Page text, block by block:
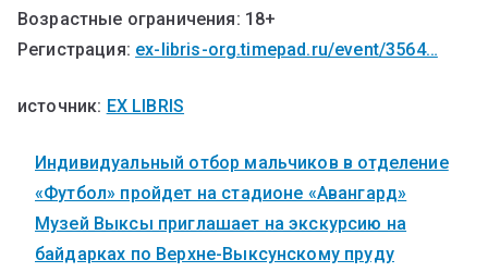
Возрастные ограничения: 18+
Регистрация: ex-libris-org.timepad.ru/event/3564…
источник: EX LIBRIS
Индивидуальный отбор мальчиков в отделение
«Футбол» пройдет на стадионе «Авангард»
Музей Выксы приглашает на экскурсию на
байдарках по Верхне-Выксунскому пруду